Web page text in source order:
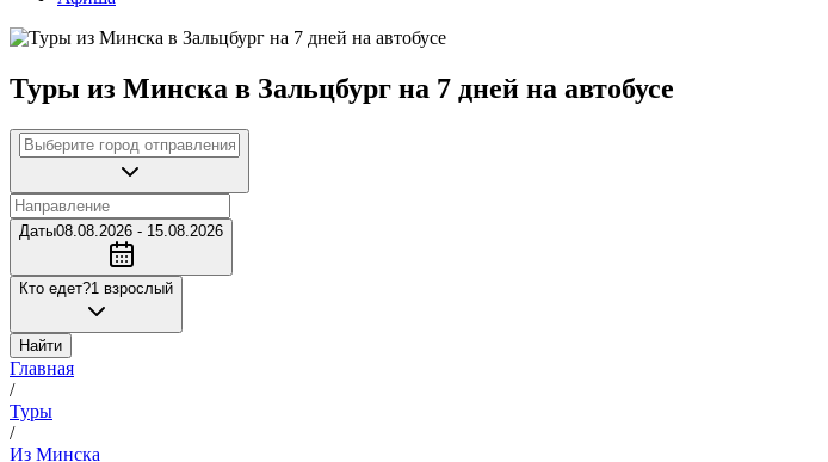
Туры из Минска в Зальцбург на 7 дней на автобусе
Даты08.08.2026 - 15.08.2026
Кто едет?1 взрослый
Найти
Главная
/
Туры
/
Из Минска